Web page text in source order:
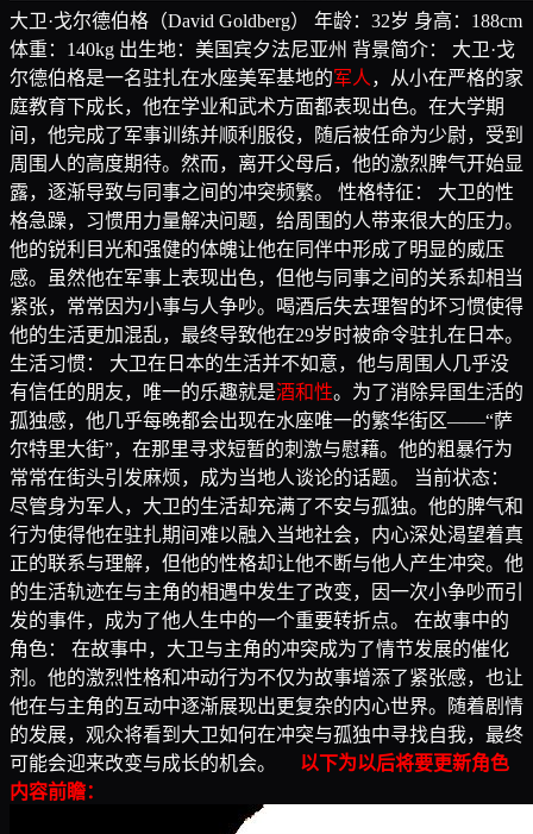
大卫·戈尔德伯格（David Goldberg） 年龄：32岁 身高：188cm
体重：140kg 出生地：美国宾夕法尼亚州 背景简介： 大卫·戈
尔德伯格是一名驻扎在水座美军基地的军人 ，从小在严格的家
庭教育下成长，他在学业和武术方面都表现出色。在大学期
间，他完成了军事训练并顺利服役，随后被任命为少尉，受到
周围人的高度期待。然而，离开父母后，他的激烈脾气开始显
露，逐渐导致与同事之间的冲突频繁。 性格特征： 大卫的性
格急躁，习惯用力量解决问题，给周围的人带来很大的压力。
他的锐利目光和强健的体魄让他在同伴中形成了明显的威压
感。虽然他在军事上表现出色，但他与同事之间的关系却相当
紧张，常常因为小事与人争吵。喝酒后失去理智的坏习惯使得
他的生活更加混乱，最终导致他在29岁时被命令驻扎在日本。
生活习惯： 大卫在日本的生活并不如意，他与周围人几乎没
有信任的朋友，唯一的乐趣就是酒和性。为了消除异国生活的
孤独感，他几乎每晚都会出现在水座唯一的繁华街区——“萨
尔特里大街”，在那里寻求短暂的刺激与慰藉。他的粗暴行为
常常在街头引发麻烦，成为当地人谈论的话题。 当前状态：
尽管身为军人，大卫的生活却充满了不安与孤独。他的脾气和
行为使得他在驻扎期间难以融入当地社会，内心深处渴望着真
正的联系与理解，但他的性格却让他不断与他人产生冲突。他
的生活轨迹在与主角的相遇中发生了改变，因一次小争吵而引
发的事件，成为了他人生中的一个重要转折点。 在故事中的
角色： 在故事中，大卫与主角的冲突成为了情节发展的催化
剂。他的激烈性格和冲动行为不仅为故事增添了紧张感，也让
他在与主角的互动中逐渐展现出更复杂的内心世界。随着剧情
的发展，观众将看到大卫如何在冲突与孤独中寻找自我，最终
可能会迎来改变与成长的机会。 以下为以后将要更新角色
内容前瞻：